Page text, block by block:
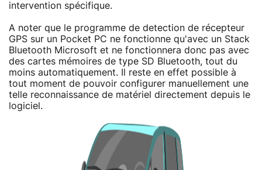
intervention spécifique.
A noter que le programme de detection de récepteur
GPS sur un Pocket PC ne fonctionne qu'avec un Stack
Bluetooth Microsoft et ne fonctionnera donc pas avec
des cartes mémoires de type SD Bluetooth, tout du
moins automatiquement. Il reste en effet possible à
tout moment de pouvoir configurer manuellement une
telle reconnaissance de matériel directement depuis le
logiciel.